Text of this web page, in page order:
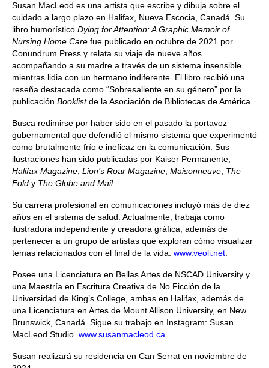
Susan MacLeod es una artista que escribe y dibuja sobre el
cuidado a largo plazo en Halifax, Nueva Escocia, Canadá. Su
libro humorístico Dying for Attention: A Graphic Memoir of
Nursing Home Care fue publicado en octubre de 2021 por
Conundrum Press y relata su viaje de nueve años
acompañando a su madre a través de un sistema insensible
mientras lidia con un hermano indiferente. El libro recibió una
reseña destacada como “Sobresaliente en su género” por la
publicación Booklistde la Asociación de Bibliotecas de América.
Busca redimirse por haber sido en el pasado la portavoz
gubernamental que defendió el mismo sistema que experimentó
como brutalmente frío e ineficaz en la comunicación. Sus
ilustraciones han sido publicadas por Kaiser Permanente,
Halifax Magazine Lion’s Roar Magazine Maisonneuve The
Fold y The Globe and Mail.
Su carrera profesional en comunicaciones incluyó más de diez
años en el sistema de salud. Actualmente, trabaja como
ilustradora independiente y creadora gráfica, además de
pertenecer a un grupo de artistas que exploran cómo visualizar
temas relacionados con el final de la vida: www.veoli.net
Posee una Licenciatura en Bellas Artes de NSCAD University y
una Maestría en Escritura Creativa de No Ficción de la
Universidad de King’s College, ambas en Halifax, además de
una Licenciatura en Artes de Mount Allison University, en New
Brunswick, Canadá. Sigue su trabajo en Instagram: Susan
MacLeod Studio. www.susanmacleod.ca
Susan realizará su residencia en Can Serrat en noviembre de